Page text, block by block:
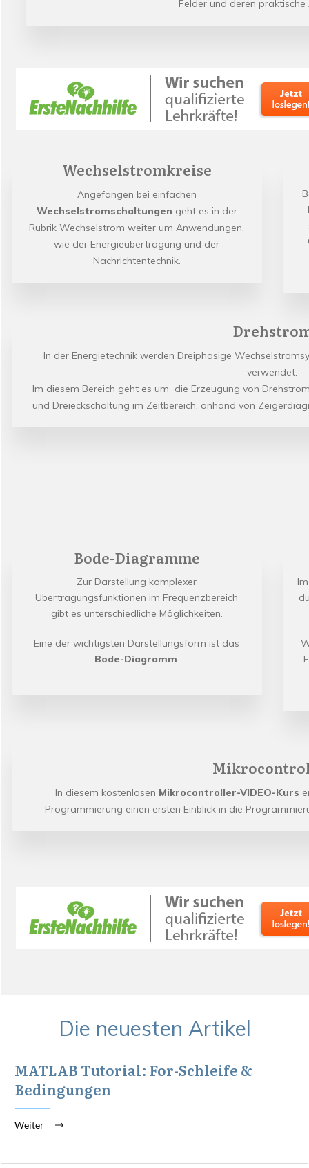
Felder und deren
Wechselstromkreise
Angefangen bei einfachen
Wechselstromschaltungen geht es in der
Rubrik Wechselstrom weiter um Anwendungen,
wie der Energieübertragung und der
Nachrichtentechnik.
In der Energietechnik werden Dreiphasige
verwendet.
Im diesem Bereich geht es um die Erzeugung von
und Dreieckschaltung im Zeitbereich, anhand von
Bode-Diagramme
Zur Darstellung komplexer
Übertragungsfunktionen im Frequenzbereich
gibt es unterschiedliche Möglichkeiten.
Eine der wichtigsten Darstellungsform ist das
Bode-Diagramm.
In diesem kostenlosen Mikrocontroller-VIDEO-Kurs
Programmierung einen ersten Einblick in die
Die neuesten Artikel
MATLAB Tutorial: For-Schleife &
Bedingungen
Weiter